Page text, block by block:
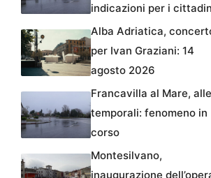
indicazioni per i
Alba Adriatica,
per Ivan Graziani: 14
agosto 2026
Francavilla al Mare,
temporali: fenomeno in
corso
Montesilvano,
inaugurazione